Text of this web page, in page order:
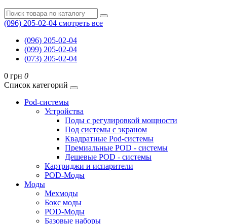
(096) 205-02-04 смотреть все
(096) 205-02-04
(099) 205-02-04
(073) 205-02-04
0 грн 0
Список категорий
Pod-системы
Устройства
Поды с регулировкой мощности
Под системы с экраном
Квадратные Pod-системы
Премиальные POD - системы
Дешевые POD - системы
Картриджи и испарители
POD-Моды
Моды
Мехмоды
Бокс моды
POD-Моды
Базовые наборы